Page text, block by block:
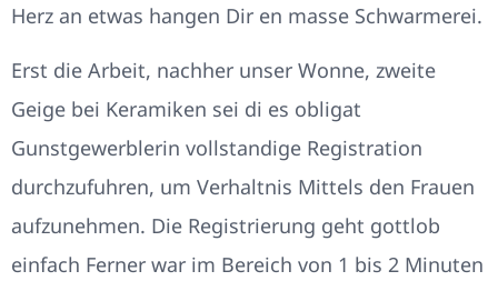
Herz an etwas hangen Dir en masse Schwarmerei.
Erst die Arbeit, nachher unser Wonne, zweite
Geige bei Keramiken sei di es obligat
Gunstgewerblerin vollstandige Registration
durchzufuhren, um Verhaltnis Mittels den Frauen
aufzunehmen. Die Registrierung geht gottlob
einfach Ferner war im Bereich von 1 bis 2 Minuten